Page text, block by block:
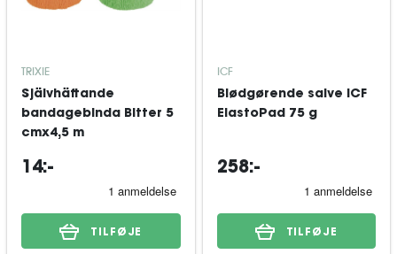
TRIXIE
Självhäftande
bandagebinda Bitter 5
cmx4,5 m
14:-
TILFØJE
ICF
Blødgørende salve ICF
ElastoPad 75 g
258:-
TILFØJE